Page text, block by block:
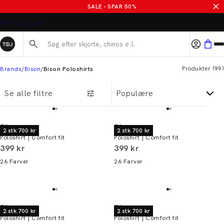
SALE - SPAR 50%
Søg her...
Brands Bison Bison Poloshirts Produkter (99)
Se alle filtre
2 stk 700 kr
Bison
Poloshirt | Comfort fit
I alt (inkl. rabat)
399 kr
26 Farver
2 stk 700 kr
Bison
Poloshirt | Comfort fit
I alt (inkl. rabat)
399 kr
26 Farver
2 stk 700 kr
Bison
Poloshirt | Comfort fit
2 stk 700 kr
Bison
Poloshirt | Comfort fit